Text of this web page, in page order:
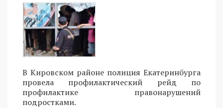
В Кировском районе полиция Екатеринбурга
провела профилактический рейд по
профилактике правонарушений
подростками.